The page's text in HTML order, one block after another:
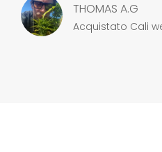
THOMAS A.G
Acquistato Cali